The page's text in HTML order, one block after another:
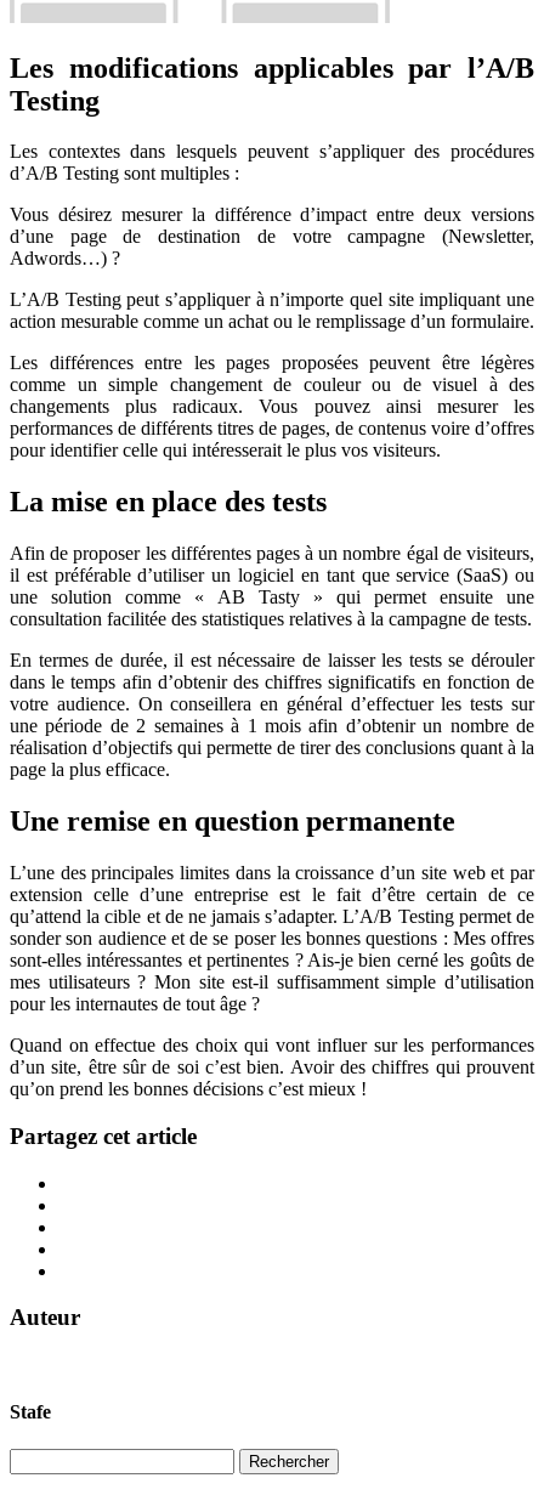
Les modifications applicables par l’A/B
Testing
Les contextes dans lesquels peuvent s’appliquer des procédures
d’A/B Testing sont multiples :
Vous désirez mesurer la différence d’impact entre deux versions
d’une page de destination de votre campagne (Newsletter,
Adwords…) ?
L’A/B Testing peut s’appliquer à n’importe quel site impliquant une
action mesurable comme un achat ou le remplissage d’un formulaire.
Les différences entre les pages proposées peuvent être légères
comme un simple changement de couleur ou de visuel à des
changements plus radicaux. Vous pouvez ainsi mesurer les
performances de différents titres de pages, de contenus voire d’offres
pour identifier celle qui intéresserait le plus vos visiteurs.
La mise en place des tests
Afin de proposer les différentes pages à un nombre égal de visiteurs,
il est préférable d’utiliser un logiciel en tant que service (SaaS) ou
une solution comme « AB Tasty » qui permet ensuite une
consultation facilitée des statistiques relatives à la campagne de tests.
En termes de durée, il est nécessaire de laisser les tests se dérouler
dans le temps afin d’obtenir des chiffres significatifs en fonction de
votre audience. On conseillera en général d’effectuer les tests sur
une période de 2 semaines à 1 mois afin d’obtenir un nombre de
réalisation d’objectifs qui permette de tirer des conclusions quant à la
page la plus efficace.
Une remise en question permanente
L’une des principales limites dans la croissance d’un site web et par
extension celle d’une entreprise est le fait d’être certain de ce
qu’attend la cible et de ne jamais s’adapter. L’A/B Testing permet de
sonder son audience et de se poser les bonnes questions : Mes offres
sont-elles intéressantes et pertinentes ? Ais-je bien cerné les goûts de
mes utilisateurs ? Mon site est-il suffisamment simple d’utilisation
pour les internautes de tout âge ?
Quand on effectue des choix qui vont influer sur les performances
d’un site, être sûr de soi c’est bien. Avoir des chiffres qui prouvent
qu’on prend les bonnes décisions c’est mieux !
Partagez cet article
Auteur
Stafe